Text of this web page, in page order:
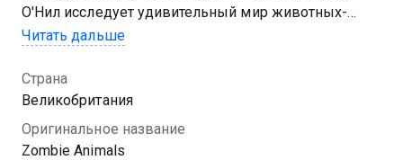
О'Нил исследует удивительный мир животных-
захватчиков, контролирующих разум
Читать дальше
Страна
Великобритания
Оригинальное название
Zombie Animals